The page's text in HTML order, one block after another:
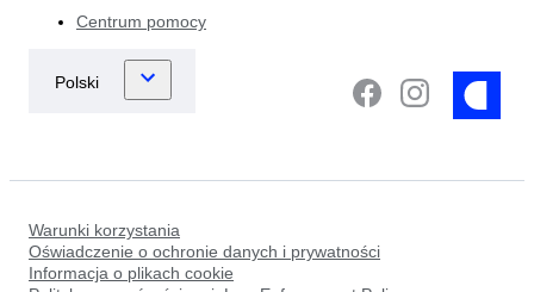
Centrum pomocy
Warunki korzystania
Oświadczenie o ochronie danych i prywatności
Informacja o plikach cookie